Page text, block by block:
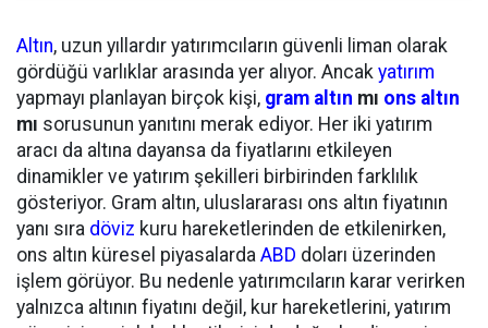
Altın, uzun yıllardır yatırımcıların güvenli liman olarak
gördüğü varlıklar arasında yer alıyor. Ancak yatırım
yapmayı planlayan birçok kişi, gram altın mı ons altın
mı sorusunun yanıtını merak ediyor. Her iki yatırım
aracı da altına dayansa da fiyatlarını etkileyen
dinamikler ve yatırım şekilleri birbirinden farklılık
gösteriyor. Gram altın, uluslararası ons altın fiyatının
yanı sıra döviz kuru hareketlerinden de etkilenirken,
ons altın küresel piyasalarda ABD doları üzerinden
işlem görüyor. Bu nedenle yatırımcıların karar verirken
yalnızca altının fiyatını değil, kur hareketlerini, yatırım